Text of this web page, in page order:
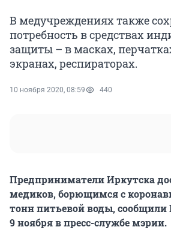
В медучреждениях также
потребность в средствах
защиты – в масках,
экранах, респираторах.
10 ноября 2020, 08:59 440
Предприниматели Иркутска
медиков, борющимся с
тонн питьевой воды, сообщили
9 ноября в пресс-службе мэрии.